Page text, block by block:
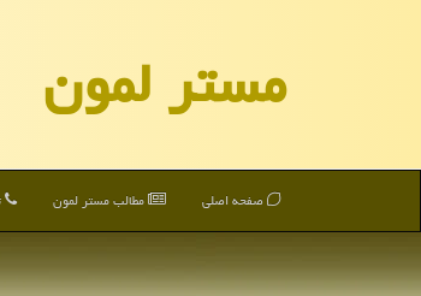
مستر لمون
صفحه اصلی مطالب مستر لمون